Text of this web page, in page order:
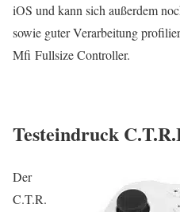
iOS und kann sich außerdem
sowie guter Verarbeitung
Mfi Fullsize Controller.
Testeindruck
Der
C.T.R.